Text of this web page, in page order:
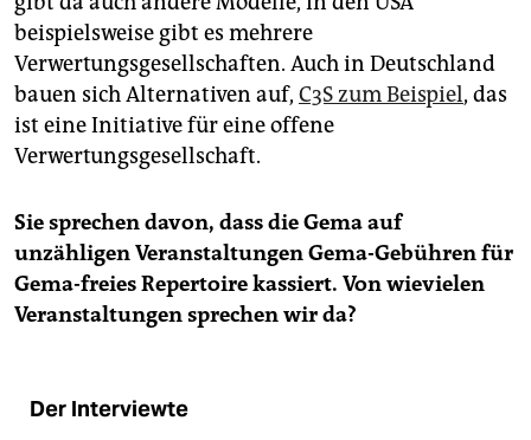
beispielsweise gibt es mehrere
Verwertungsgesellschaften. Auch in Deutschland
bauen sich Alternativen auf, C3S zum Beispiel, das
ist eine Initiative für eine offene
Verwertungsgesellschaft.
Sie sprechen davon, dass die Gema auf
unzähligen Veranstaltungen Gema-Gebühren für
Gema-freies Repertoire kassiert. Von wievielen
Veranstaltungen sprechen wir da?
Der Interviewte